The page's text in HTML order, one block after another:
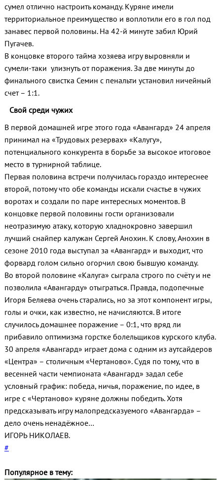
сумел отлично настроить команду. Куряне имели
территориальное преимущество и воплотили его в гол под
занавес первой половины. На 42-й минуте забил Юрий
Пугачев.
В концовке второго тайма хозяева игру выровняли и
сумели-таки улизнуть от поражения. За две минуты до
финального свистка Семин с пенальти установил ничейный
счет – 1:1.
Свой среди чужих
В первой домашней игре этого года «Авангард» 24 апреля
принимал на «Трудовых резервах» «Калугу»,
потенциального конкурента в борьбе за высокое итоговое
место в турнирной таблице.
Первая половина встречи получилась гораздо интереснее
второй, потому что обе команды искали счастье в чужих
воротах и создали по паре интересных моментов. В
концовке первой половины гости организовали
неотразимую атаку, которую хладнокровно завершил
лучший снайпер калужан Сергей Анохин. К слову, Анохин в
сезоне 2010 года выступал за «Авангард» и выходит, что
форвард голом сильно огорчил свою бывшую команду.
Во второй половине «Калуга» сыграла строго по счёту и не
позволила «Авангарду» отыграться. Правда, подопечные
Игоря Беляева очень старались, но за этот компонент игры,
голы и очки, как известно, не начисляются. В итоге
случилось домашнее поражение – 0:1, что вряд ли
прибавило оптимизма горстке болельщиков курского клуба.
30 апреля «Авангард» играет дома с одним из аутсайдеров
«Центра» – столичным «Чертаново». Судя по тому, что в
весенней части чемпионата «Авангард» задал себе
условный график: победа, ничья, поражение, по идее, в
игре с «Чертаново» куряне должны победить. Хотя
предсказывать игру малопредсказуемого «Авангарда» –
дело очень ненадёжное…
ИГОРЬ НИКОЛАЕВ.
#
Популярное в тему: